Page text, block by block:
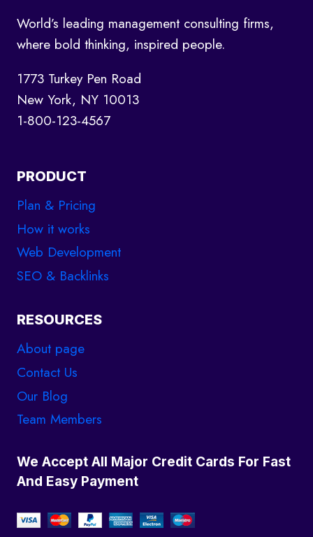
World’s leading management consulting firms,
where bold thinking, inspired people.
1773 Turkey Pen Road
New York, NY 10013
1-800-123-4567
PRODUCT
Plan & Pricing
How it works
Web Development
SEO & Backlinks
RESOURCES
About page
Contact Us
Our Blog
Team Members
We Accept All Major Credit Cards For Fast
And Easy Payment